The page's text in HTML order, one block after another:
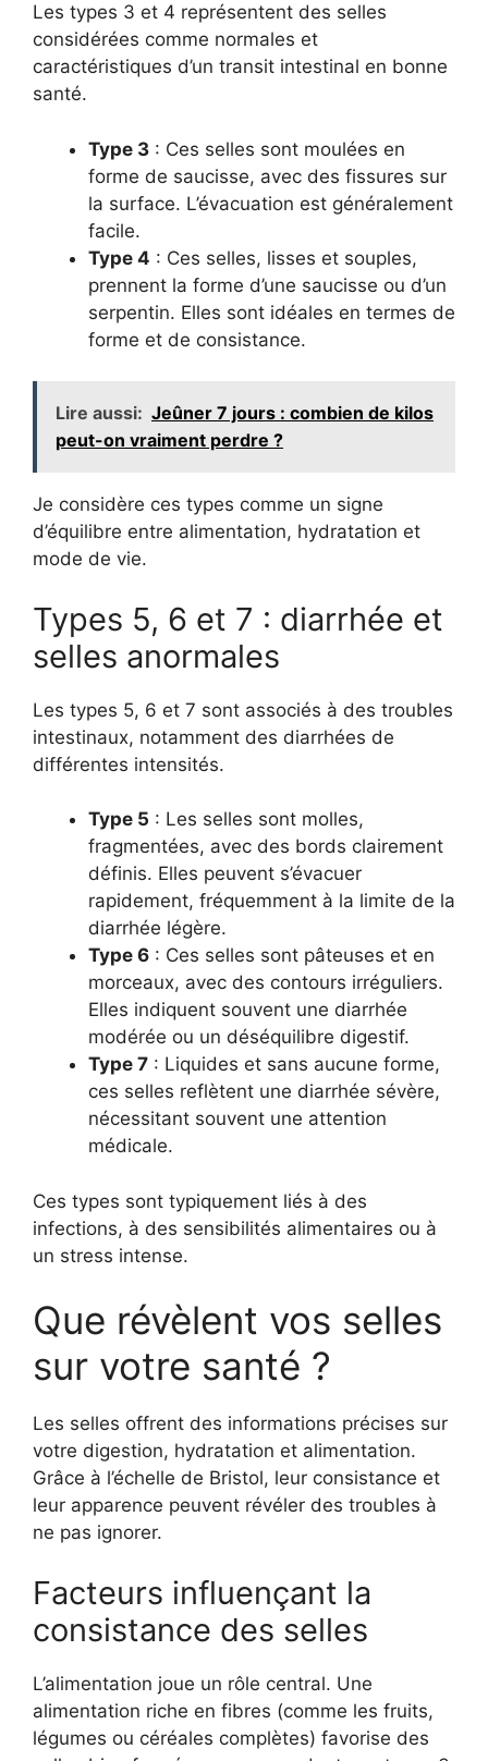
Les types 3 et 4 représentent des selles
considérées comme normales et
caractéristiques d’un transit intestinal en bonne
santé.
Type 3 : Ces selles sont moulées en
forme de saucisse, avec des fissures sur
la surface. L’évacuation est généralement
facile.
Type 4 : Ces selles, lisses et souples,
prennent la forme d’une saucisse ou d’un
serpentin. Elles sont idéales en termes de
forme et de consistance.
Lire aussi: Jeûner 7 jours : combien de kilos
peut-on vraiment perdre ?
Je considère ces types comme un signe
d’équilibre entre alimentation, hydratation et
mode de vie.
Types 5, 6 et 7 : diarrhée et
selles anormales
Les types 5, 6 et 7 sont associés à des troubles
intestinaux, notamment des diarrhées de
différentes intensités.
Type 5 : Les selles sont molles,
fragmentées, avec des bords clairement
définis. Elles peuvent s’évacuer
rapidement, fréquemment à la limite de la
diarrhée légère.
Type 6 : Ces selles sont pâteuses et en
morceaux, avec des contours irréguliers.
Elles indiquent souvent une diarrhée
modérée ou un déséquilibre digestif.
Type 7 : Liquides et sans aucune forme,
ces selles reflètent une diarrhée sévère,
nécessitant souvent une attention
médicale.
Ces types sont typiquement liés à des
infections, à des sensibilités alimentaires ou à
un stress intense.
Que révèlent vos selles
sur votre santé ?
Les selles offrent des informations précises sur
votre digestion, hydratation et alimentation.
Grâce à l’échelle de Bristol, leur consistance et
leur apparence peuvent révéler des troubles à
ne pas ignorer.
Facteurs influençant la
consistance des selles
L’alimentation joue un rôle central. Une
alimentation riche en fibres (comme les fruits,
légumes ou céréales complètes) favorise des